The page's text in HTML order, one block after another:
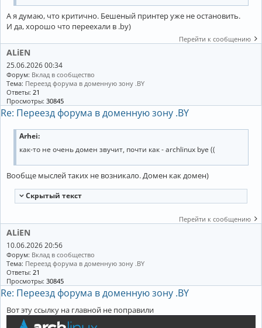
А я думаю, что критично. Бешеный принтер уже не остановить.
И да, хорошо что переехали в .by)
Перейти к сообщению
ALiEN
25.06.2026 00:34
Форум: Вклад в сообщество
Тема: Переезд форума в доменную зону .BY
Ответы: 21
Просмотры: 30845
Re: Переезд форума в доменную зону .BY
Arhei:
как-то не очень домен звучит, почти как - archlinux bye ((
Вообще мыслей таких не возникало. Домен как домен)
Cкрытый текст
Перейти к сообщению
ALiEN
10.06.2026 20:56
Форум: Вклад в сообщество
Тема: Переезд форума в доменную зону .BY
Ответы: 21
Просмотры: 30845
Re: Переезд форума в доменную зону .BY
Вот эту ссылку на главной не поправили